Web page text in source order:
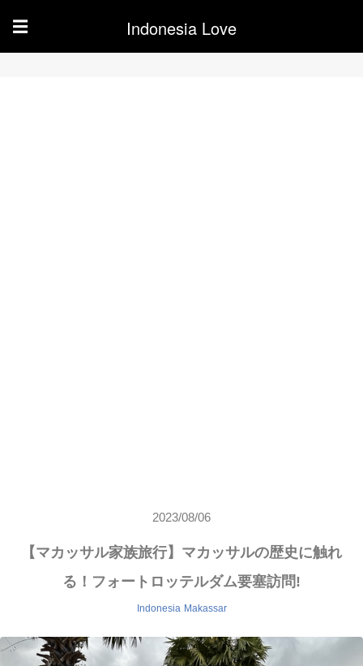
☰ Indonesia Love
2023/08/06
【マカッサル家族旅行】マカッサルの歴史に触れ
る！フォートロッテルダム要塞訪問!
Indonesia Makassar